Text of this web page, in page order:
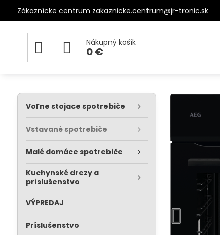
Zákaznícke centrum zakaznicke.centrum@jr-tronic.sk
Nákupný košík
0 €
Voľne stojace spotrebiče
Vstavané spotrebiče
Malé domáce spotrebiče
Kuchynské drezy a
príslušenstvo
VÝPREDAJ
Príslušenstvo